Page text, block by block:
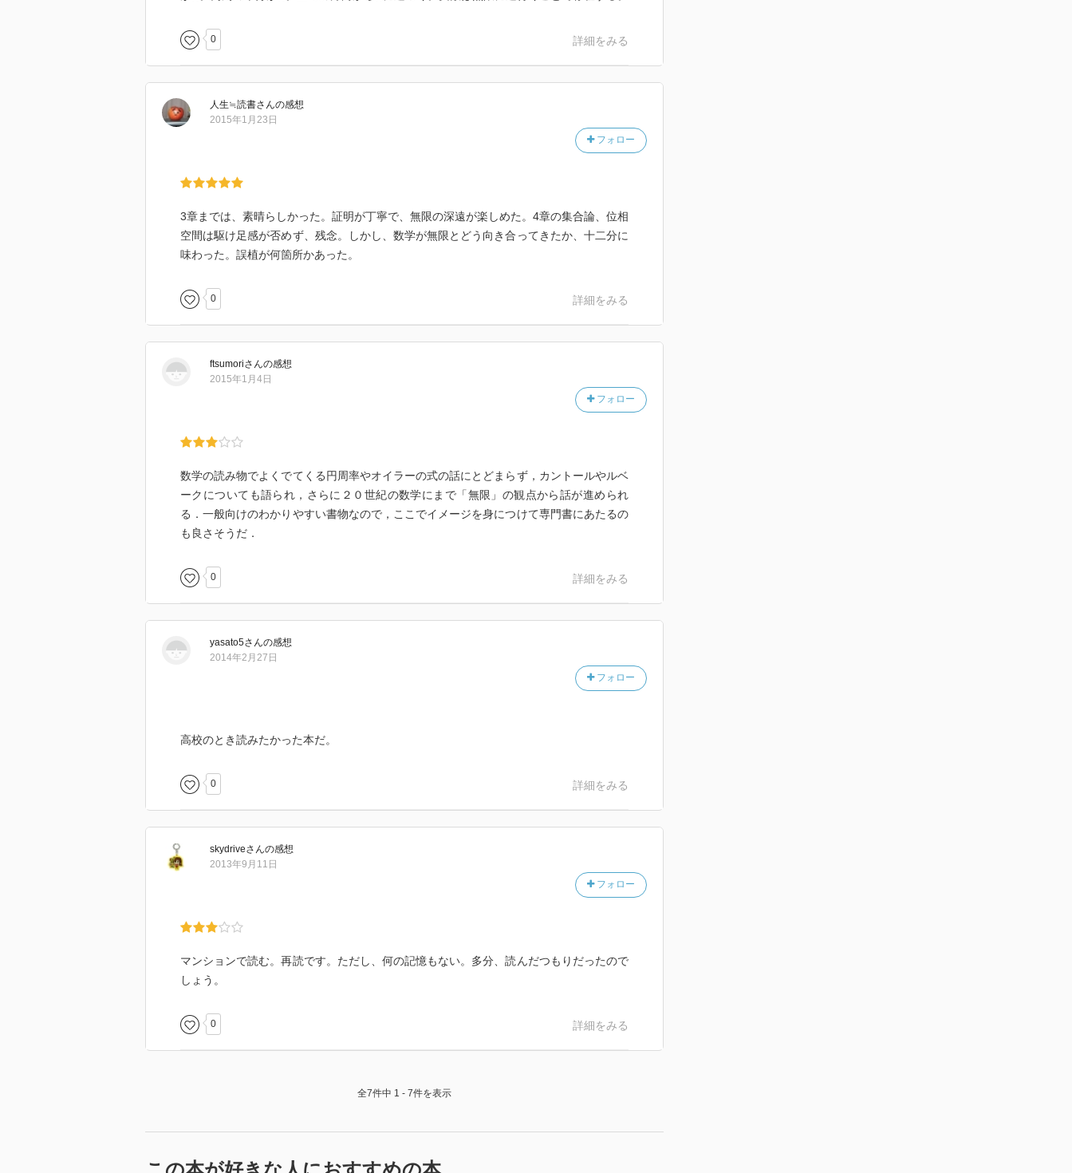
0 詳細をみる
人生≒読書さんの感想
フォロー
2015年1月23日
3章までは、素晴らしかった。証明が丁寧で、無限の深遠が楽しめた。4章の集合論、位相
空間は駆け足感が否めず、残念。しかし、数学が無限とどう向き合ってきたか、十二分に
味わった。誤植が何箇所かあった。
0 詳細をみる
ftsumoriさんの感想
フォロー
2015年1月4日
数学の読み物でよくでてくる円周率やオイラーの式の話にとどまらず，カントールやルベ
ークについても語られ，さらに２０世紀の数学にまで「無限」の観点から話が進められ
る．一般向けのわかりやすい書物なので，ここでイメージを身につけて専門書にあたるの
も良さそうだ．
0 詳細をみる
yasato5さんの感想
フォロー
2014年2月27日
高校のとき読みたかった本だ。
0 詳細をみる
skydriveさんの感想
フォロー
2013年9月11日
マンションで読む。再読です。ただし、何の記憶もない。多分、読んだつもりだったので
しょう。
0 詳細をみる
全7件中 1 - 7件を表示